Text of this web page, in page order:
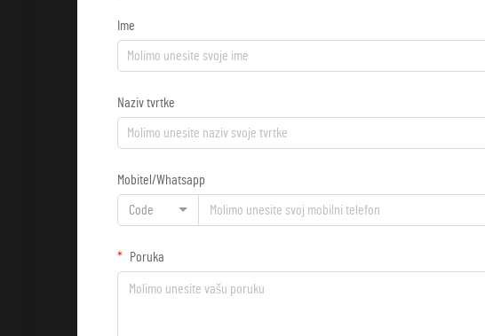
Ime
Naziv tvrtke
Mobitel/Whatsapp
Code
Poruka